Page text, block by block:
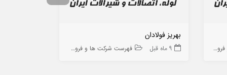
ها
بهریز فولادان
9 ماه قبل فهرست شرکت ها و فروشگاه ها